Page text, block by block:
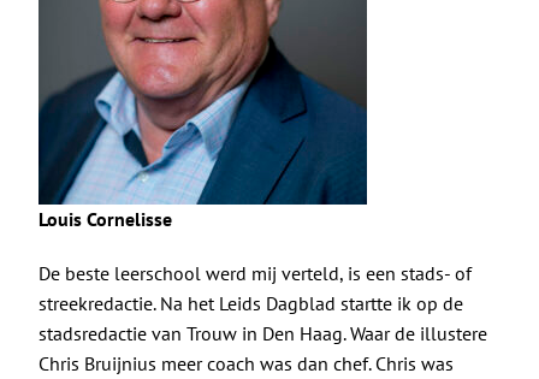
Louis Cornelisse
De beste leerschool werd mij verteld, is een stads- of
streekredactie. Na het Leids Dagblad startte ik op de
stadsredactie van Trouw in Den Haag. Waar de illustere
Chris Bruijnius meer coach was dan chef. Chris was